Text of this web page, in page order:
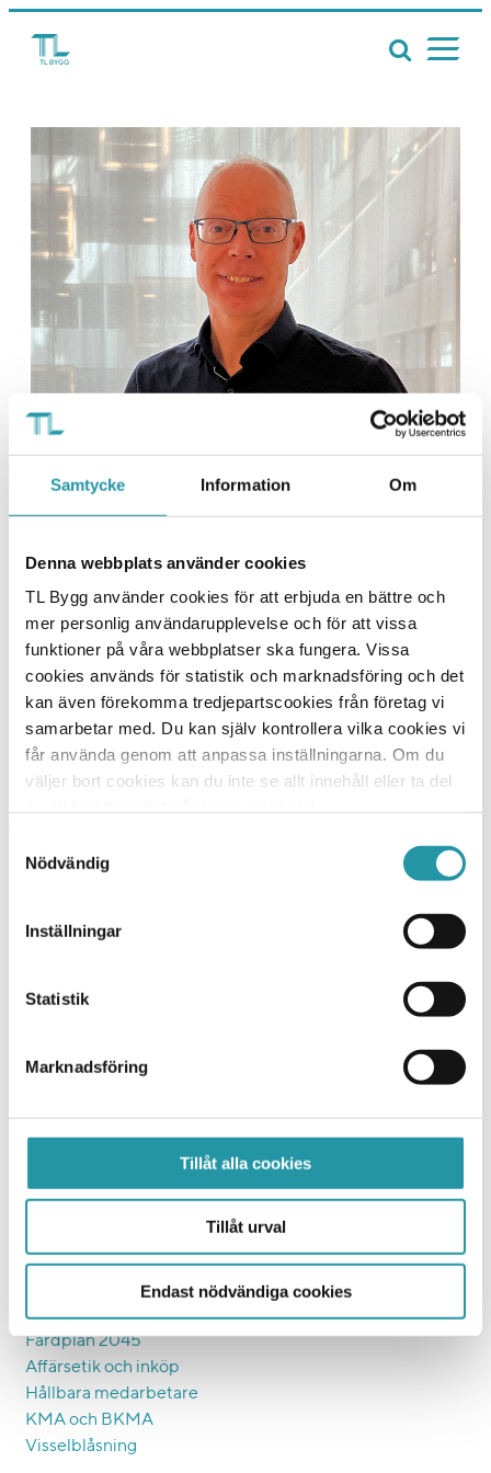
Samtycke Information Om
Denna webbplats använder cookies
TL Bygg använder cookies för att erbjuda en bättre och
mer personlig användarupplevelse och för att vissa
funktioner på våra webbplatser ska fungera. Vissa
cookies används för statistik och marknadsföring och det
kan även förekomma tredjepartscookies från företag vi
samarbetar med. Du kan själv kontrollera vilka cookies vi
får använda genom att anpassa inställningarna. Om du
väljer bort cookies kan du inte se allt innehåll eller ta del
Nödvändig
Inställningar
Statistik
Marknadsföring
Tillåt alla cookies
Tillåt urval
Endast nödvändiga cookies
Tobias Hultman
HR & Kommunikation / HR-chef
072-1570752
Skicka E-post
TL Bygg HK
Orgnr: 556225-4440
Marknadsgatan 20
Vi bygger
Bostad
Eftermarknad
Färdplan 2045
Affärsetik och inköp
Hållbara medarbetare
KMA och BKMA
Visselblåsning